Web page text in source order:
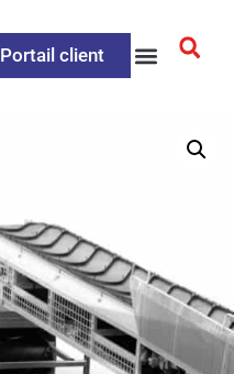
Portail client